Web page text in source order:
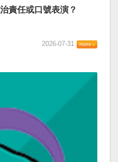
責任或口號表演？
2026-07-31